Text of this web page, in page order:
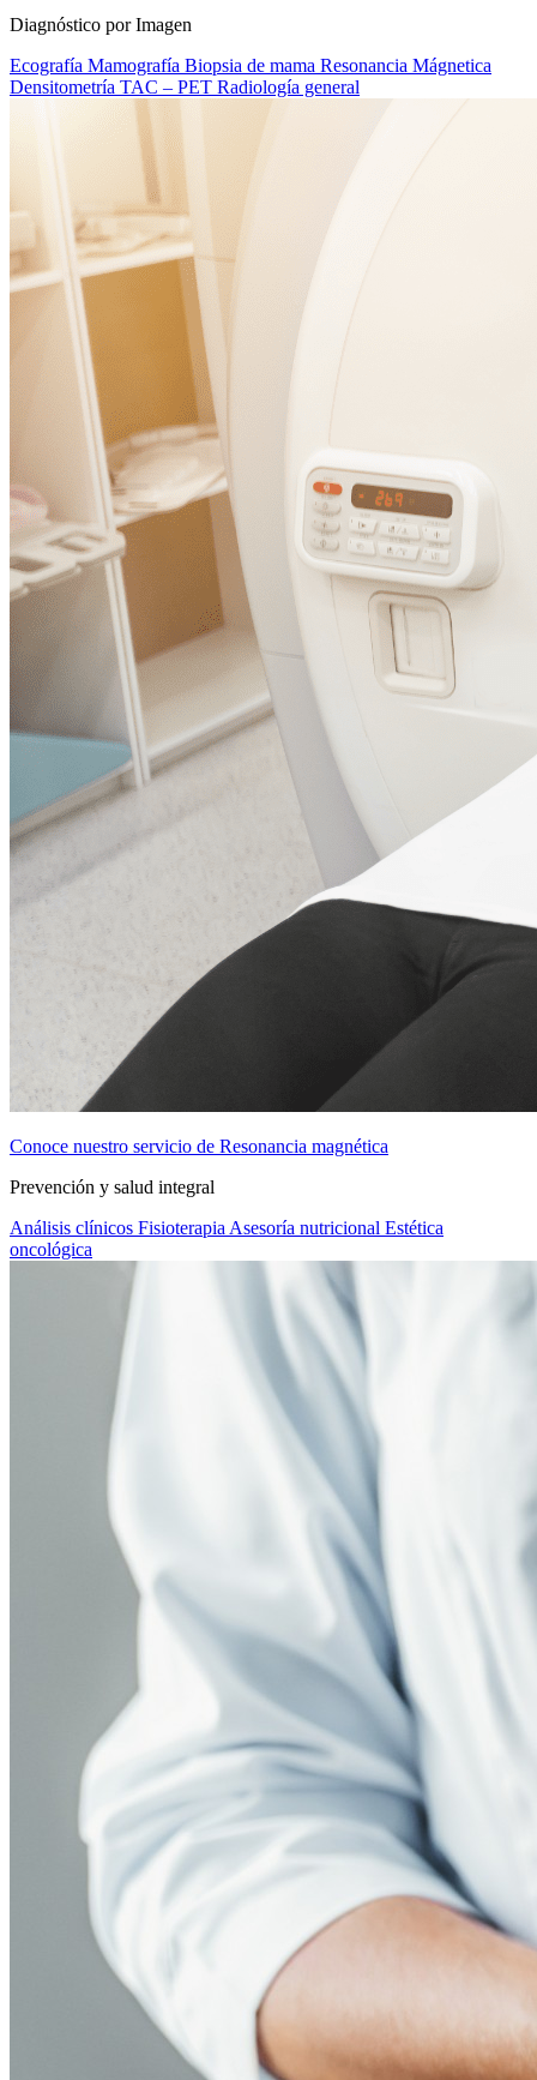
Diagnóstico por Imagen
Ecografía Mamografía Biopsia de mama Resonancia Mágnetica
Densitometría TAC – PET Radiología general
Conoce nuestro servicio de Resonancia magnética
Prevención y salud integral
Análisis clínicos Fisioterapia Asesoría nutricional Estética
oncológica